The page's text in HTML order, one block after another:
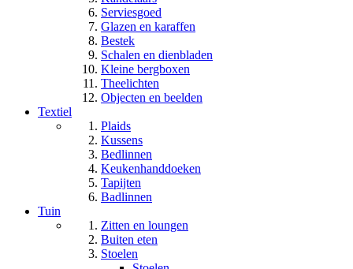
Serviesgoed
Glazen en karaffen
Bestek
Schalen en dienbladen
Kleine bergboxen
Theelichten
Objecten en beelden
Textiel
Plaids
Kussens
Bedlinnen
Keukenhanddoeken
Tapijten
Badlinnen
Tuin
Zitten en loungen
Buiten eten
Stoelen